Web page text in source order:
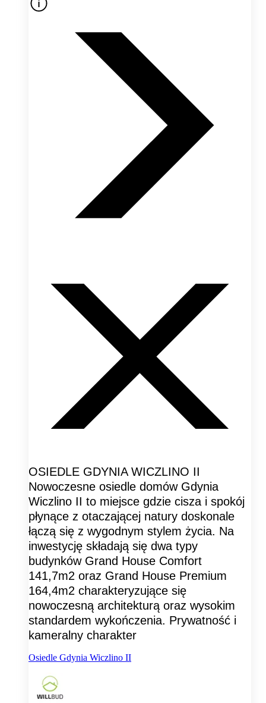
OSIEDLE GDYNIA WICZLINO II
Nowoczesne osiedle domów Gdynia
Wiczlino II to miejsce gdzie cisza i spokój
płynące z otaczającej natury doskonale
łączą się z wygodnym stylem życia. Na
inwestycję składają się dwa typy
budynków Grand House Comfort
141,7m2 oraz Grand House Premium
164,4m2 charakteryzujące się
nowoczesną architekturą oraz wysokim
standardem wykończenia. Prywatność i
kameralny charakter
Osiedle Gdynia Wiczlino II